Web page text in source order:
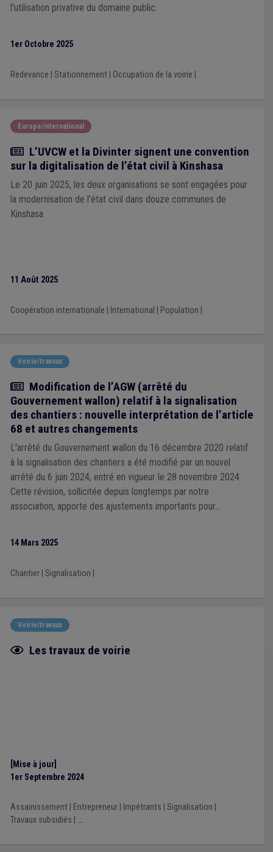
l'utilisation privative du domaine public.
1er Octobre 2025
Redevance Stationnement| Occupation de la voirie
Europe/international
Actualité
L’UVCW et la Divinter signent une convention
sur la digitalisation de l’état civil à Kinshasa
Le 20 juin 2025, les deux organisations se sont engagées pour
la modernisation de l’état civil dans douze communes de
Kinshasa
11 Août 2025
Coopération internationale International Population
Voirie/travaux
Actualité
Modification de l’AGW (arrêté du
Gouvernement wallon) relatif à la signalisation
des chantiers : nouvelle interprétation de l’article
68 et autres changements
L'arrêté du Gouvernement wallon du 16 décembre 2020 relatif
à la signalisation des chantiers a été modifié par un nouvel
arrêté du 6 juin 2024, entré en vigueur le 28 novembre 2024.
Cette révision, sollicitée depuis longtemps par notre
association, apporte des ajustements importants pour
14 Mars 2025
Chantier| Signalisation
Voirie/travaux
Fiche focus
Les travaux de voirie
[Mise à jour]
1er Septembre 2024
Assainissement| Entrepreneur| Impétrants Signalisation
Travaux subsidiés
...